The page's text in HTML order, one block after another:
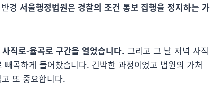
경 서울행정법원은 경찰의 조건 통보 집행을 정지하는 가
직로-율곡로 구간을 열었습니다. 그리고 그 날 저녁 사직
곡하게 들어찼습니다. 긴박한 과정이었고 법원의 가처
또 중요합니다.